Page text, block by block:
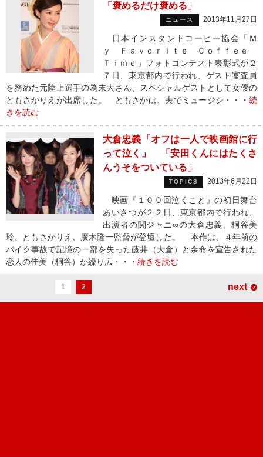
「褒めるだけ褒める」
ニュース 2013年11月27日
日本インスタントコーヒー協会「Ｍ
ｙ Ｆａｖｏｒｉｔｅ Ｃｏｆｆｅｅ
Ｔｉｍｅ」フォトコンテスト表彰式が２
７日、東京都内で行われ、ゲスト審査員
を務めた元陸上選手の為末大さん、スペシャルゲストとして女優の
ともさかりえが出席した。 ともさかは、夫でミュージシ・・・ 続
きを読む
大倉忠義「オフは一人で映画館に行
って泣く」 「安田くんにはたくさ
んうそをついている」
TOPICS 2013年6月22日
映画『１００回泣くこと』の初日舞台
あいさつが２２日、東京都内で行われ、
出演者の関ジャニ∞の大倉忠義、桐谷美
玲、ともさかりえ、廣木隆一監督が登壇した。 本作は、４年前の
バイク事故で記憶の一部を失った藤井（大倉）と余命を宣告された
恋人の佳美（桐谷）が繰り広・・・ 続きを読む
1 2 next